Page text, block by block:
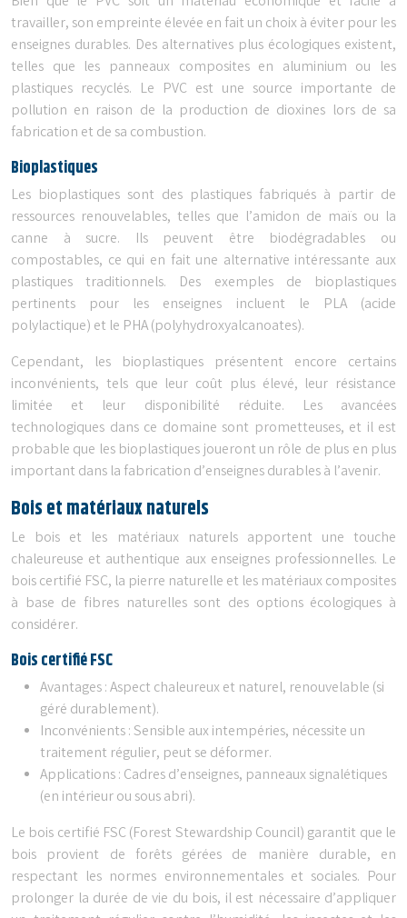
travailler, son empreinte élevée en fait un choix à éviter pour les
enseignes durables. Des alternatives plus écologiques existent,
telles que les panneaux composites en aluminium ou les
plastiques recyclés. Le PVC est une source importante de
pollution en raison de la production de dioxines lors de sa
fabrication et de sa combustion.
Bioplastiques
Les bioplastiques sont des plastiques fabriqués à partir de
ressources renouvelables, telles que l’amidon de maïs ou la
canne à sucre. Ils peuvent être biodégradables ou
compostables, ce qui en fait une alternative intéressante aux
plastiques traditionnels. Des exemples de bioplastiques
pertinents pour les enseignes incluent le PLA (acide
polylactique) et le PHA (polyhydroxyalcanoates).
Cependant, les bioplastiques présentent encore certains
inconvénients, tels que leur coût plus élevé, leur résistance
limitée et leur disponibilité réduite. Les avancées
technologiques dans ce domaine sont prometteuses, et il est
probable que les bioplastiques joueront un rôle de plus en plus
important dans la fabrication d’enseignes durables à l’avenir.
Bois et matériaux naturels
Le bois et les matériaux naturels apportent une touche
chaleureuse et authentique aux enseignes professionnelles. Le
bois certifié FSC, la pierre naturelle et les matériaux composites
à base de fibres naturelles sont des options écologiques à
considérer.
Bois certifié FSC
Avantages : Aspect chaleureux et naturel, renouvelable (si
géré durablement).
Inconvénients : Sensible aux intempéries, nécessite un
traitement régulier, peut se déformer.
Applications : Cadres d’enseignes, panneaux signalétiques
(en intérieur ou sous abri).
Le bois certifié FSC (Forest Stewardship Council) garantit que le
bois provient de forêts gérées de manière durable, en
respectant les normes environnementales et sociales. Pour
prolonger la durée de vie du bois, il est nécessaire d’appliquer